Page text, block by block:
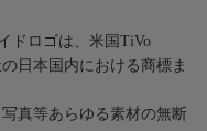
ドロゴは、米国TiVo
日本国内における商標ま
真等あらゆる素材の無断